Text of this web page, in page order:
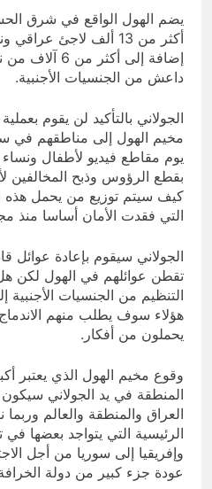
يضم الهول الواقع في شرق
إضافة إلى
داعش من الجنسيات الأجنبية.
الجولاني بالتأكيد لن يقوم
مخيم الهول إلى مناطقهم في
يوم مقاطع فيديو لأطفال
بقطع الرؤوس وذبح المخالفين
كيف سيتم توزيع من يحمل هذه
التي فقدت الأمان أساسا منذ
الجولاني سيقوم بإعادة عوائل
تقطن عوائلهم في الهول لكن
التنظيم من الجنسيات
هؤلاء سوف يطلب منهم
يحملون من أفكار.
وقوع مخيم الهول الذي يعتبر
المنطقة في يد الجولاني
العراق والمنطقة والعالم
الرئيسية التي يتواجد بعضها
وإفريقيا إلى سوريا من أجل
عودة جزء كبير من دولة